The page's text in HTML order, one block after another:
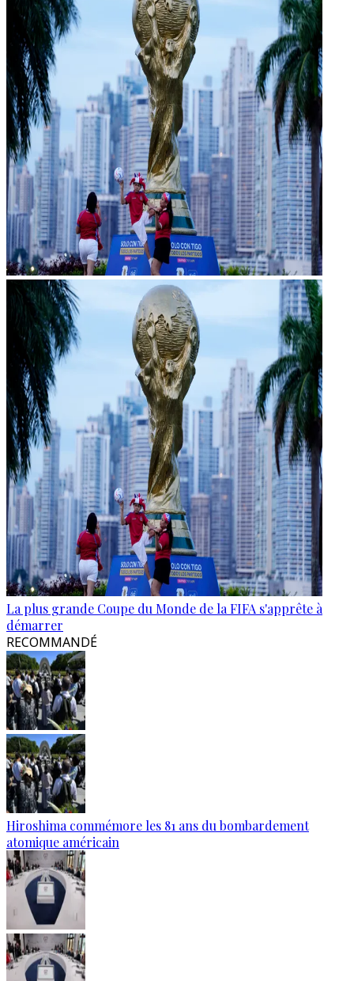
La plus grande Coupe du Monde de la FIFA s'apprête à
démarrer
RECOMMANDÉ
Hiroshima commémore les 81 ans du bombardement
atomique américain